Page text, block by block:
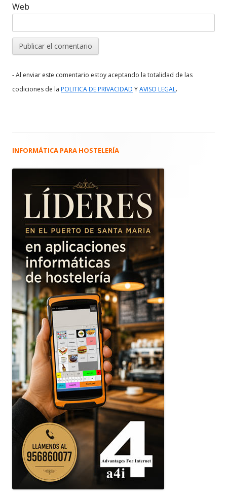
Web
- Al enviar este comentario estoy aceptando la totalidad de las
codiciones de la POLITICA DE PRIVACIDAD YAVISO LEGAL.
Barra
principal
INFORMÁTICA PARA HOSTELERÍA